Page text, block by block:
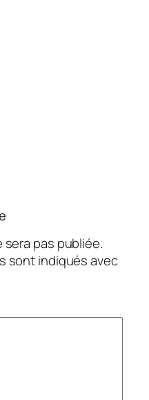
pas publiée.
sont indiqués avec